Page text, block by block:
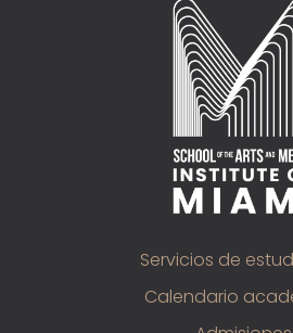
Servicios de
Calendario